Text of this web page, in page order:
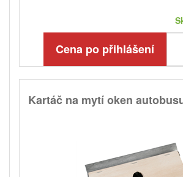
Cena po přihlášení
Kartáč na mytí oken